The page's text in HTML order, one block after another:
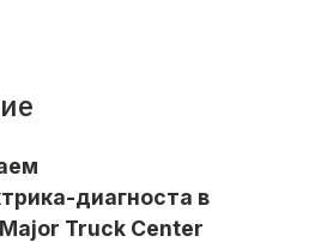
диагностa в
Truсk Centеr